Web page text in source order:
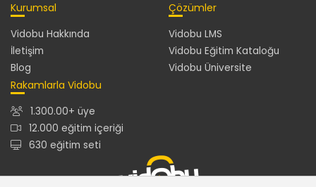
Kurumsal
Vidobu Hakkında
İletişim
Blog
Çözümler
Vidobu LMS
Vidobu Eğitim Kataloğu
Vidobu Üniversite
Rakamlarla Vidobu
1.300.00+ üye
12.000 eğitim içeriği
630 eğitim seti